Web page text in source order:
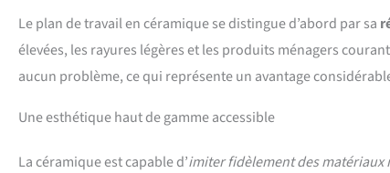
Le plan de travail en céramique se distingue d’abord par sa
élevées, les rayures légères et les produits ménagers
aucun problème, ce qui représente un avantage
Une esthétique haut de gamme accessible
La céramique est capable d’imiter fidèlement des matériaux